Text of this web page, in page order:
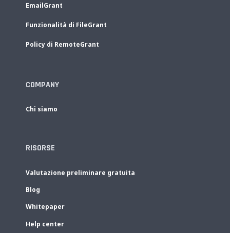
EmailGrant
Funzionalità di FileGrant
Policy di RemoteGrant
COMPANY
Chi siamo
RISORSE
Valutazione preliminare gratuita
Blog
Whitepaper
Help center